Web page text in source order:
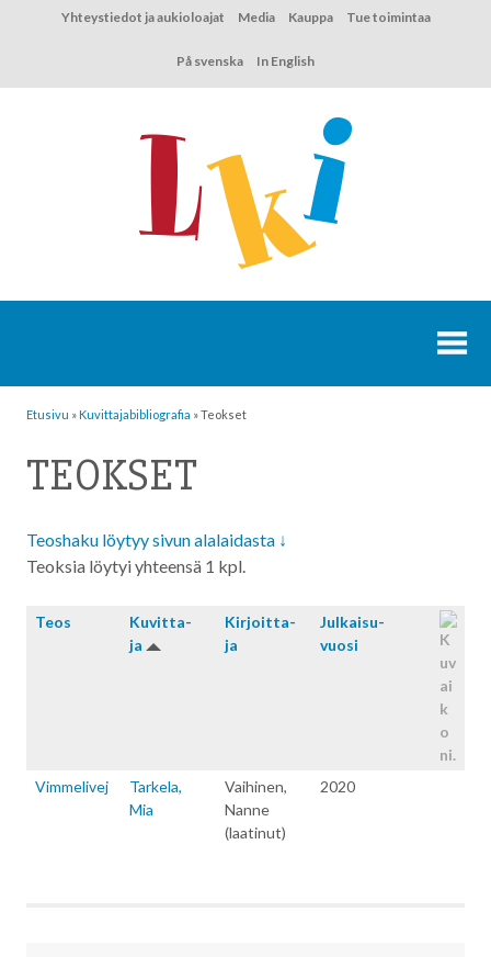
Yhteystiedot ja aukioloajat Media Kauppa Tue toimintaa
På svenska In English
Etusivu »Kuvittaja­bibliografia »Teokset
TEOKSET
Teoshaku löytyy sivun alalaidasta ↓
Teoksia löytyi yhteensä 1 kpl.
Teos
Kuvitta­
ja
Kirjoitta­
ja
Julkaisu­
vuosi
Vimmelivej
Tarkela,
Mia
Vaihinen,
Nanne
(laatinut)
2020